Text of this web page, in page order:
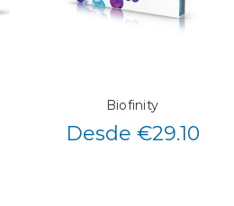
Biofinity
Desde €29.10